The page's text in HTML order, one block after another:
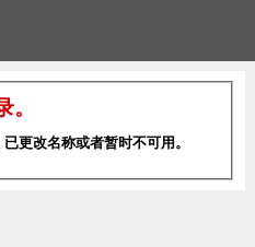
更改名称或者暂时不可用。